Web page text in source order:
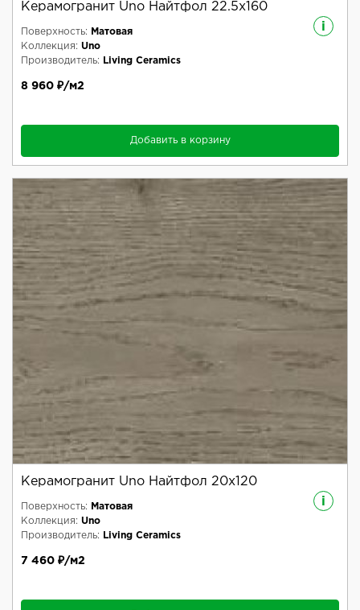
Керамогранит Uno Найтфол 22.5x160
i
Поверхность:
Матовая
Коллекция: Uno
Производитель:
Living Ceramics
8 960 ₽/м2
Добавить в корзину
Керамогранит Uno Найтфол 20x120
i
Поверхность:
Матовая
Коллекция: Uno
Производитель:
Living Ceramics
7 460 ₽/м2